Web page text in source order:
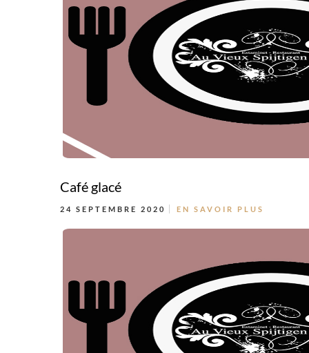
Café glacé
24 SEPTEMBRE 2020 EN SAVOIR PLUS